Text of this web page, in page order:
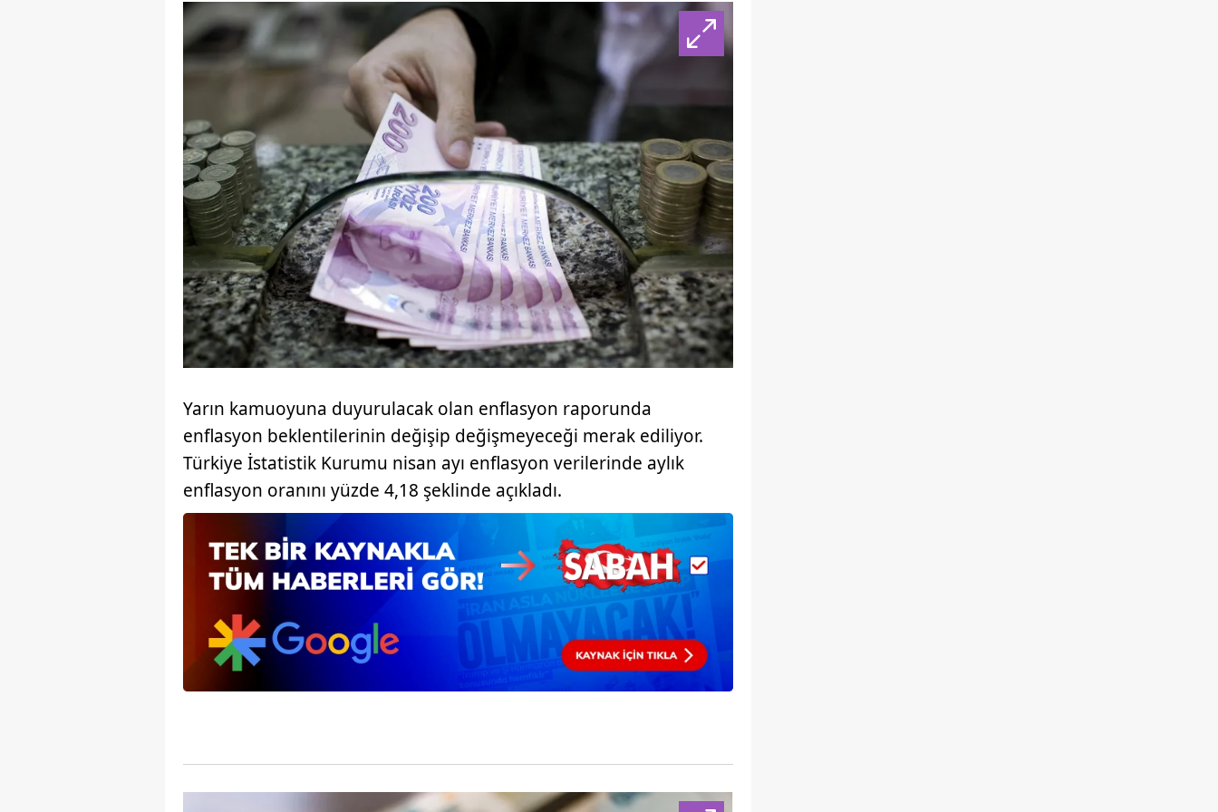
mevzuata uygun olarak kullanılan çerezlerle ilgili bilgi almak için lütfen
tıklayınız.
Yarın kamuoyuna duyurulacak olan enflasyon raporunda
enflasyon beklentilerinin değişip değişmeyeceği merak ediliyor.
Türkiye İstatistik Kurumu nisan ayı enflasyon verilerinde aylık
enflasyon oranını yüzde 4,18 şeklinde açıkladı.